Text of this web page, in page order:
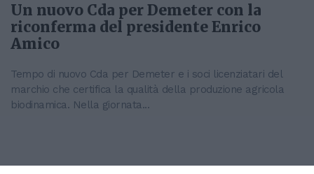
Un nuovo Cda per Demeter con la
riconferma del presidente Enrico
Amico
Tempo di nuovo Cda per Demeter e i soci licenziatari del
marchio che certifica la qualità della produzione agricola
biodinamica. Nella giornata...